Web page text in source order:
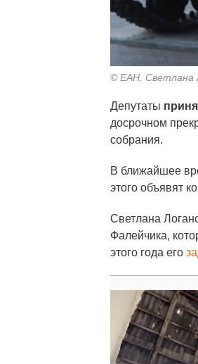
© ЕАН. Светлана
Депутаты
досрочном
собрания.
В ближайшее
этого объявят
Светлана
Фалейчика,
этого года его